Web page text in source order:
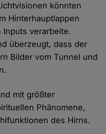
könnten
Hinterhauptlappen
verarbeite.
überzeugt, dass der
Bilder vom Tunnel und
mit größter
Phänomene,
des Hirns.